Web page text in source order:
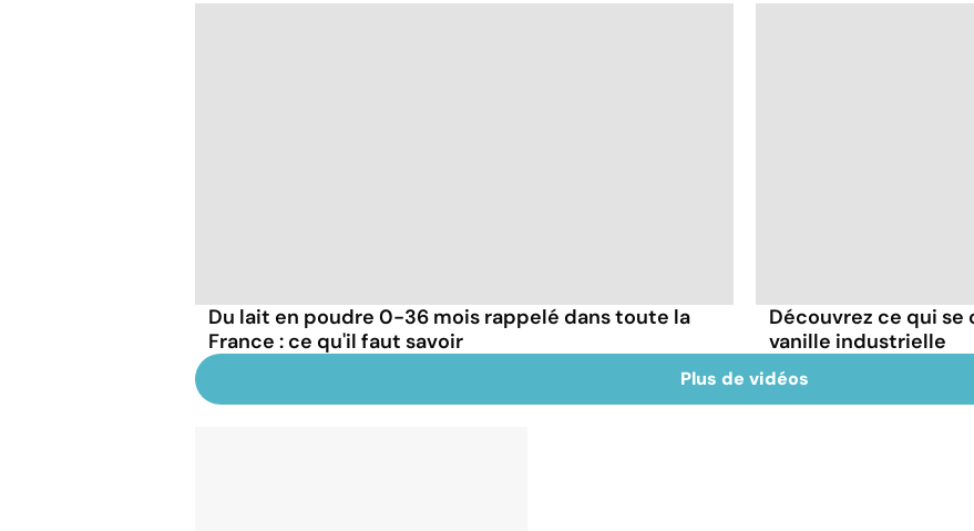
Du lait en poudre 0-36 mois rappelé dans toute la
France : ce qu'il faut savoir
Découvrez ce qui
vanille industrielle
Plus de vidéos